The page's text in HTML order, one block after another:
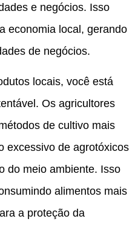
e negócios. Isso
economia local, gerando
de negócios.
locais, você está
Os agricultores
de cultivo mais
excessivo de agrotóxicos
do meio ambiente. Isso
alimentos mais
a proteção da